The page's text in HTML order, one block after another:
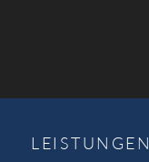
LEISTUNGEN